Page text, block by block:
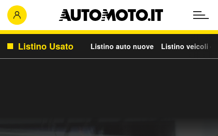
Listino Usato Listino auto nuove Listino veicoli